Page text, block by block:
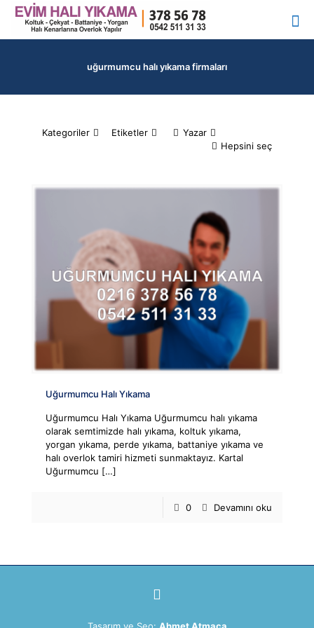
uğurmumcu halı yıkama firmaları
Kategoriler Etiketler
Yazar
Hepsini seç
Uğurmumcu Halı Yıkama
Uğurmumcu Halı Yıkama Uğurmumcu halı yıkama
olarak semtimizde halı yıkama, koltuk yıkama,
yorgan yıkama, perde yıkama, battaniye yıkama ve
halı overlok tamiri hizmeti sunmaktayız. Kartal
Uğurmumcu […]
0 Devamını oku
Tasarım ve Seo: Ahmet Atmaca